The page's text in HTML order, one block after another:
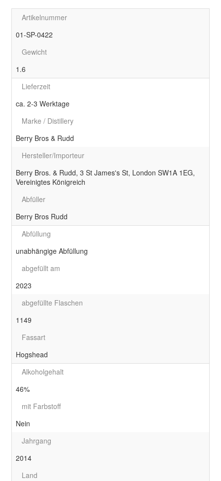
Artikelnummer
01-SP-0422
Gewicht
1.6
Lieferzeit
ca. 2-3 Werktage
Marke / Distillery
Berry Bros & Rudd
Hersteller/Importeur
Berry Bros. & Rudd, 3 St James's St, London SW1A 1EG,
Vereinigtes Königreich
Abfüller
Berry Bros Rudd
Abfüllung
unabhängige Abfüllung
abgefüllt am
2023
abgefüllte Flaschen
1149
Fassart
Hogshead
Alkoholgehalt
46%
mit Farbstoff
Nein
Jahrgang
2014
Land